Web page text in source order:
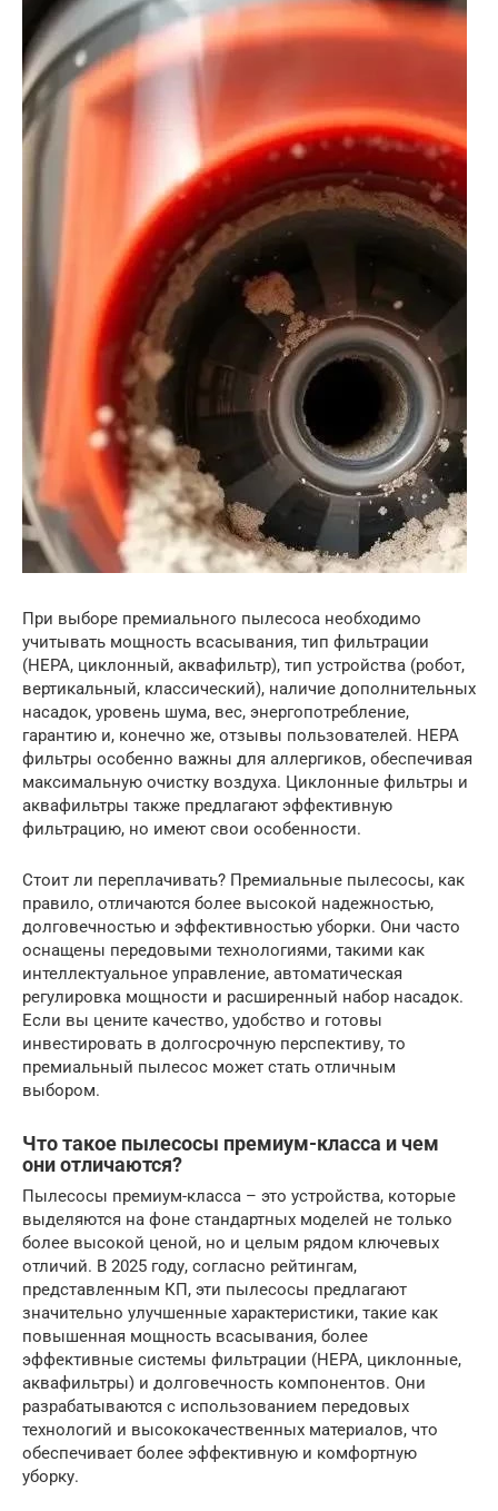
При выборе премиального пылесоса необходимо
учитывать мощность всасывания, тип фильтрации
(HEPA, циклонный, аквафильтр), тип устройства (робот,
вертикальный, классический), наличие дополнительных
насадок, уровень шума, вес, энергопотребление,
гарантию и, конечно же, отзывы пользователей. HEPA
фильтры особенно важны для аллергиков, обеспечивая
максимальную очистку воздуха. Циклонные фильтры и
аквафильтры также предлагают эффективную
фильтрацию, но имеют свои особенности.
Стоит ли переплачивать? Премиальные пылесосы, как
правило, отличаются более высокой надежностью,
долговечностью и эффективностью уборки. Они часто
оснащены передовыми технологиями, такими как
интеллектуальное управление, автоматическая
регулировка мощности и расширенный набор насадок.
Если вы цените качество, удобство и готовы
инвестировать в долгосрочную перспективу, то
премиальный пылесос может стать отличным
выбором.
Что такое пылесосы премиум-класса и чем
они отличаются?
Пылесосы премиум-класса – это устройства, которые
выделяются на фоне стандартных моделей не только
более высокой ценой, но и целым рядом ключевых
отличий. В 2025 году, согласно рейтингам,
представленным КП, эти пылесосы предлагают
значительно улучшенные характеристики, такие как
повышенная мощность всасывания, более
эффективные системы фильтрации (HEPA, циклонные,
аквафильтры) и долговечность компонентов. Они
разрабатываются с использованием передовых
технологий и высококачественных материалов, что
обеспечивает более эффективную и комфортную
уборку.